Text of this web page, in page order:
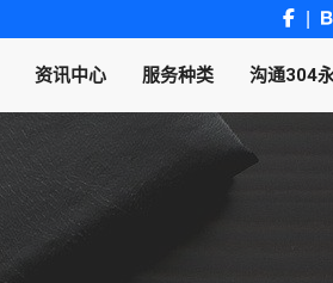
资讯中心 服务种类 沟通304